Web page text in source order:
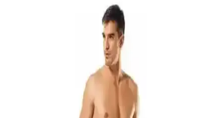
pamuklu kıyafetler ve hafif ayakkabılar yaz gardırobunun temelini
West Coast ve SF Bay Area Orta Yaş Erkek
Modasında Bölgesel Stil ve Influencer Önerileri
West Coast ve SF Bay Area’da orta yaş erkek modasında iklime
uygun, rahat ve şık stil önerileri öne çıkar. Bölgesel farklılıklar ve
influencerlar, fonksiyonel ve casual kombinlerle uyum sağlar.
Saysez Bambu Erkek Yarım Konç Çorapları: Doğal
Malzemelerle Konfor ve Şıklık Sunar